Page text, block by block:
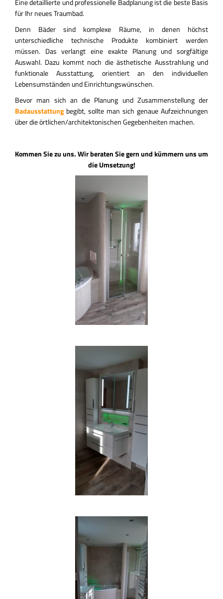
KONTAKT
Eine detaillierte und professionelle Badplanung ist die beste Basis
für Ihr neues Traumbad.
Denn Bäder sind komplexe Räume, in denen höchst
unterschiedliche technische Produkte kombiniert werden
müssen. Das verlangt eine exakte Planung und sorgfältige
Auswahl. Dazu kommt noch die ästhetische Ausstrahlung und
funktionale Ausstattung, orientiert an den individuellen
Lebensumständen und Einrichtungswünschen.
Bevor man sich an die Planung und Zusammenstellung der
Badausstattungbegibt, sollte man sich genaue Aufzeichnungen
über die örtlichen/architektonischen Gegebenheiten machen.
Kommen Sie zu uns. Wir beraten Sie gern und kümmern uns um
die Umsetzung!